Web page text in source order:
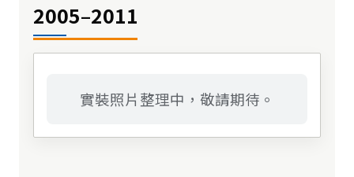
2005–2011
實裝照片整理中，敬請期待。